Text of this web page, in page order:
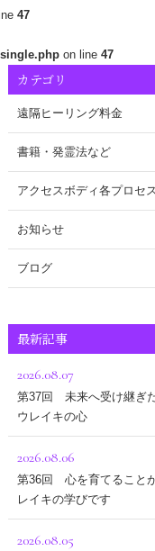
47
on line 47
カテゴリ
遠隔ヒーリング料金
書籍・発霊法など
アクセスボディ各プロセ
お知らせ
ブログ
最新記事
2026.08.07
第37回 未来へ受け継ぎ
ウレイキの心
2026.08.06
第36回 心を育てること
レイキの学びです
2026.08.05